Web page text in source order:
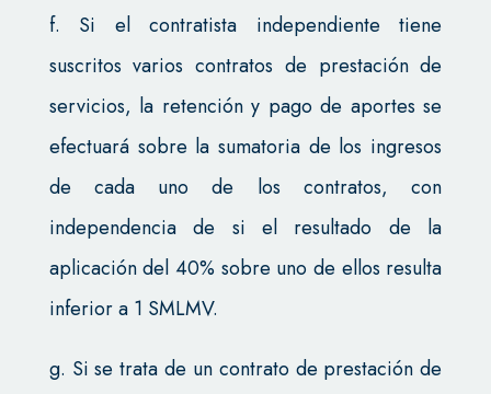
f. Si el contratista independiente tiene
suscritos varios contratos de prestación de
servicios, la retención y pago de aportes se
efectuará sobre la sumatoria de los ingresos
de cada uno de los contratos, con
independencia de si el resultado de la
aplicación del 40% sobre uno de ellos resulta
inferior a 1 SMLMV.
g. Si se trata de un contrato de prestación de